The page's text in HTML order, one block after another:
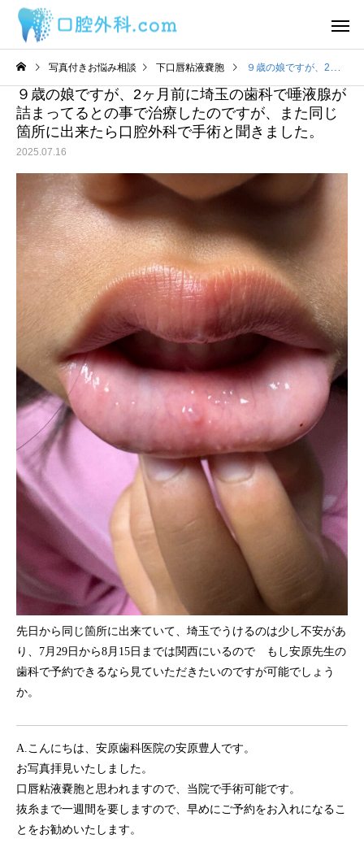
サービスサンプル4 サービスサ
舌
2日前から丸印の所に痛み
があります。
舌の裏に口内炎ができ
うな感覚があるのです
目視ではよくわかりま
ん。
写真付きお悩み相談 下口唇粘液嚢胞 ９歳の娘ですが、2ヶ月前に埼玉の歯科で唾液腺が詰まってるとの事で治療したのですが、また同じ箇所に出来たら口腔外科で手術と聞きました。
９歳の娘ですが、2ヶ月前に埼玉の歯科で唾液腺が
詰まってるとの事で治療したのですが、また同じ
箇所に出来たら口腔外科で手術と聞きました。
2025.07.16
先日から同じ箇所に出来ていて、埼玉でうけるのは少し不安があ
り、7月29日から8月15日までは関西にいるので もし安原先生の
歯科で予約できるなら見ていただきたいのですが可能でしょう
か。
A.こんにちは、安原歯科医院の安原豊人です。
お写真拝見いたしました。
口唇粘液嚢胞と思われますので、当院で手術可能です。
抜糸まで一週間を要しますので、早めにご予約をお入れになるこ
とをお勧めいたします。